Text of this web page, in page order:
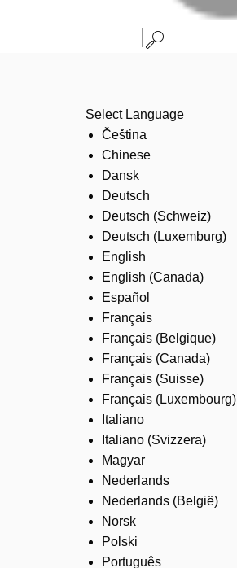
Select Language
Čeština
Chinese
Dansk
Deutsch
Deutsch (Schweiz)
Deutsch (Luxemburg)
English
English (Canada)
Español
Français
Français (Belgique)
Français (Canada)
Français (Suisse)
Français (Luxembourg)
Italiano
Italiano (Svizzera)
Magyar
Nederlands
Nederlands (België)
Norsk
Polski
Português